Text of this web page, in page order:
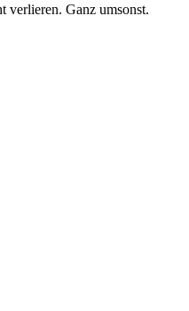
verlieren. Ganz umsonst.